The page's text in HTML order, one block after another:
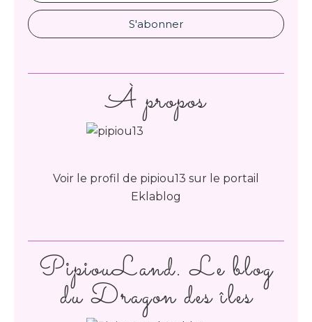
PipiouLand. Le blog
du Dragon des îles
À propos
Voir le profil de pipiou13 sur le portail
Eklablog